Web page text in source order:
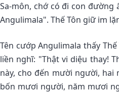
Sa-môn, chớ có đi con đường
Angulimala". Thế Tôn giữ im
Tên cướp Angulimala thấy
liền nghĩ: "Thật vi diệu thay!
này, cho đến mười người,
bốn mươi người, năm mươi